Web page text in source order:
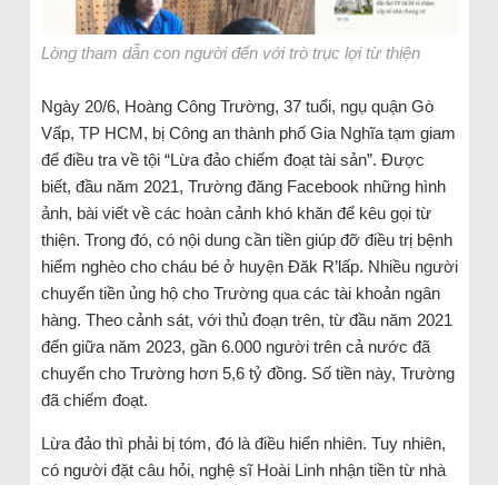
Lòng tham dẫn con người đến với trò trục lợi từ thiện
Ngày 20/6, Hoàng Công Trường, 37 tuổi, ngụ quận Gò
Vấp, TP HCM, bị Công an thành phố Gia Nghĩa tạm giam
để điều tra về tội “Lừa đảo chiếm đoạt tài sản”. Được
biết, đầu năm 2021, Trường đăng Facebook những hình
ảnh, bài viết về các hoàn cảnh khó khăn để kêu gọi từ
thiện. Trong đó, có nội dung cần tiền giúp đỡ điều trị bệnh
hiểm nghèo cho cháu bé ở huyện Đăk R’lấp. Nhiều người
chuyển tiền ủng hộ cho Trường qua các tài khoản ngân
hàng. Theo cảnh sát, với thủ đoạn trên, từ đầu năm 2021
đến giữa năm 2023, gần 6.000 người trên cả nước đã
chuyển cho Trường hơn 5,6 tỷ đồng. Số tiền này, Trường
đã chiếm đoạt.
Lừa đảo thì phải bị tóm, đó là điều hiển nhiên. Tuy nhiên,
có người đặt câu hỏi, nghệ sĩ Hoài Linh nhận tiền từ nhà